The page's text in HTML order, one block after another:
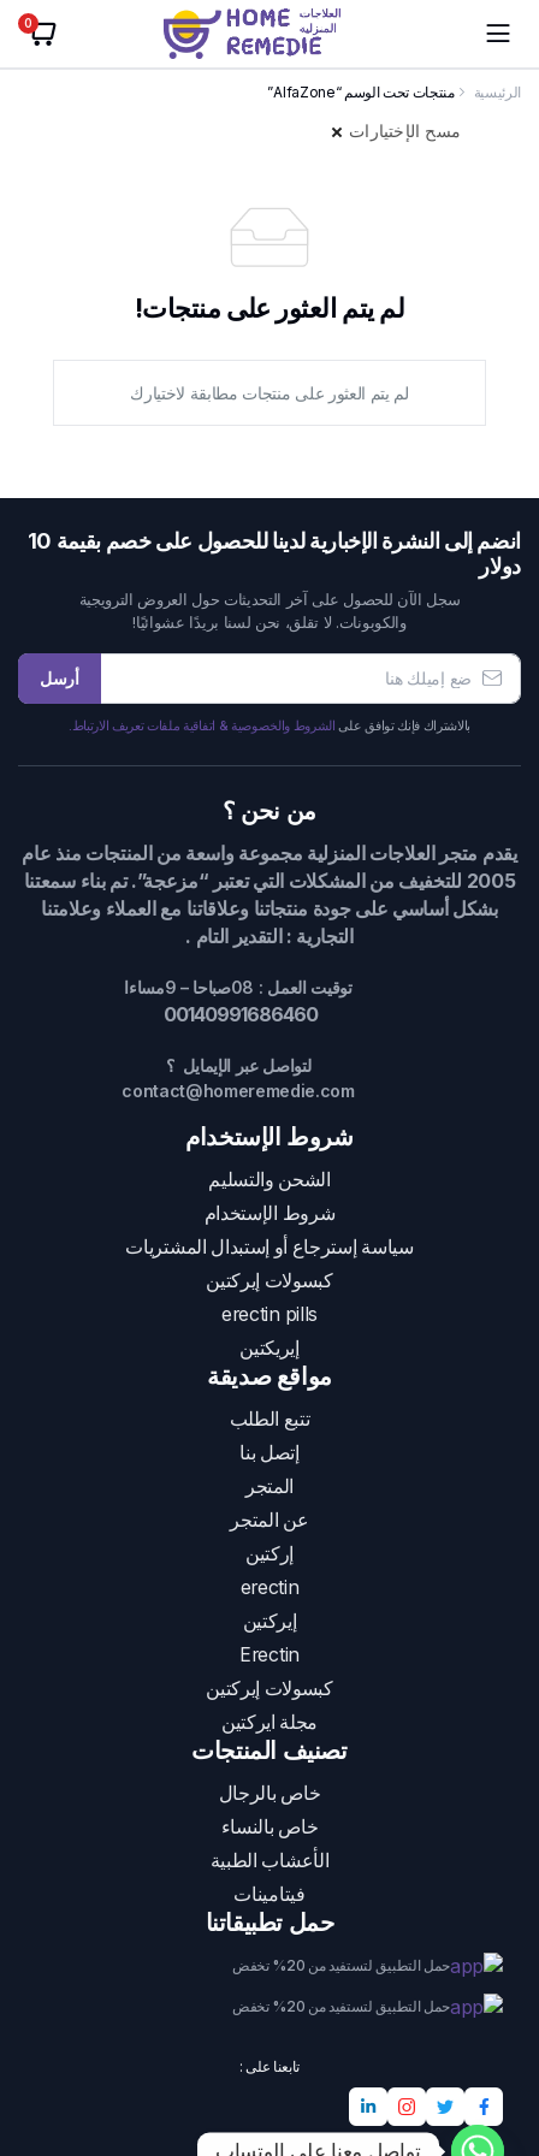
0
الرئيسية منتجات تحت الوسم “AlfaZone”
مسح الإختيارات
لم يتم العثور على منتجات!
لم يتم العثور على منتجات مطابقة لاختيارك
انضم إلى النشرة الإخبارية لدينا للحصول على خصم بقيمة 10
دولار
سجل الآن للحصول على آخر التحديثات حول العروض الترويجية
والكوبونات. لا تقلق، نحن لسنا بريدًا عشوائيًا!
أرسل
بالاشتراك فإنك توافق على الشروط والخصوصية & اتفاقية ملفات تعريف الارتباط.
من نحن ؟
يقدم متجر العلاجات المنزلية مجموعة واسعة من المنتجات منذ عام
2005 للتخفيف من المشكلات التي تعتبر “مزعجة”. تم بناء سمعتنا
بشكل أساسي على جودة منتجاتنا وعلاقاتنا مع العملاء وعلامتنا
التجارية : التقدير التام .
توقيت العمل : 08صباحا – 9مساءا
00140991686460
لتواصل عبر الإيمايل ؟
contact@homeremedie.com
شروط الإستخدام
الشحن والتسليم
شروط الإستخدام
سياسة إسترجاع أو إستبدال المشتريات
كبسولات إيركتين
erectin pills
إيريكتين
مواقع صديقة
تتبع الطلب
إتصل بنا
المتجر
عن المتجر
إركتين
erectin
إيركتين
Erectin
كبسولات إيركتين
مجلة ايركتين
تصنيف المنتجات
خاص بالرجال
خاص بالنساء
الأعشاب الطبية
فيتامينات
حمل تطبيقاتنا
حمل التطبيق لتستفيد من 20% تخفض
حمل التطبيق لتستفيد من 20% تخفض
تابعنا على :
تواصل معنا على الوتساب